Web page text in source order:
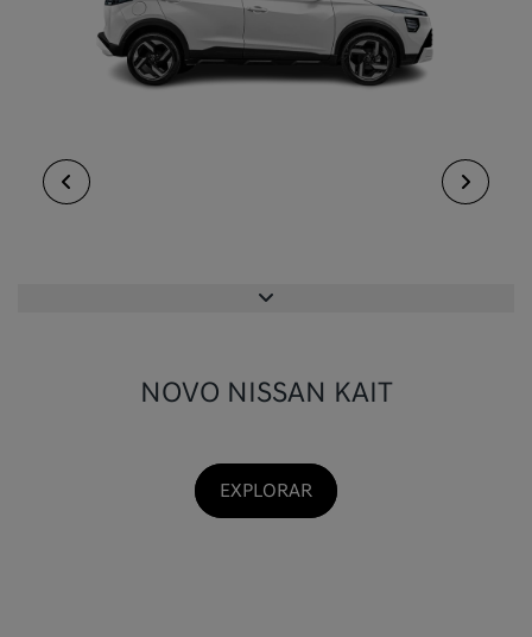
NOVO NISSAN KAIT
EXPLORAR